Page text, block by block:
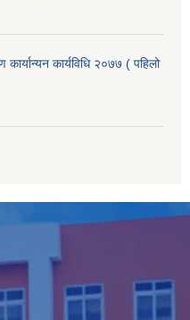
कार्यान्यन कार्यविधि २०७७ ( पहिलो